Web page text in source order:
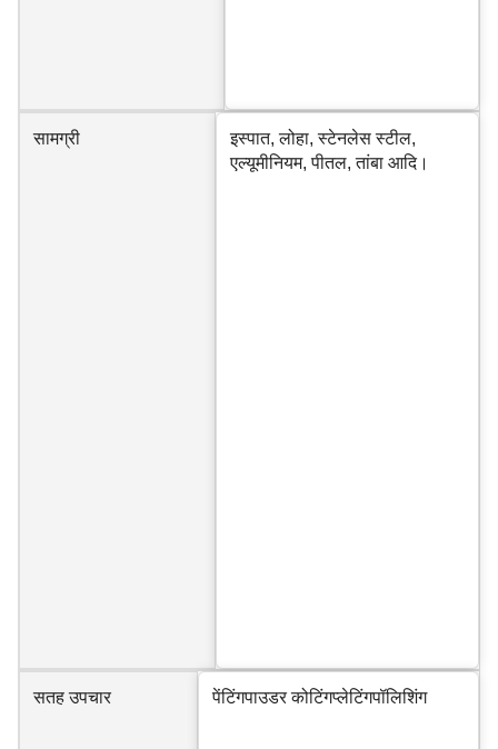
सामग्री
इस्पात, लोहा, स्टेनलेस स्टील,
एल्यूमीनियम, पीतल, तांबा आदि।
सतह उपचार पेंटिंगपाउडर कोटिंगप्लेटिंगपॉलिशिंग